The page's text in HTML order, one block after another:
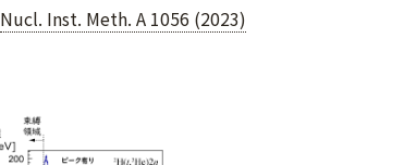
Nucl. Inst. Meth. A 1056 (2023)